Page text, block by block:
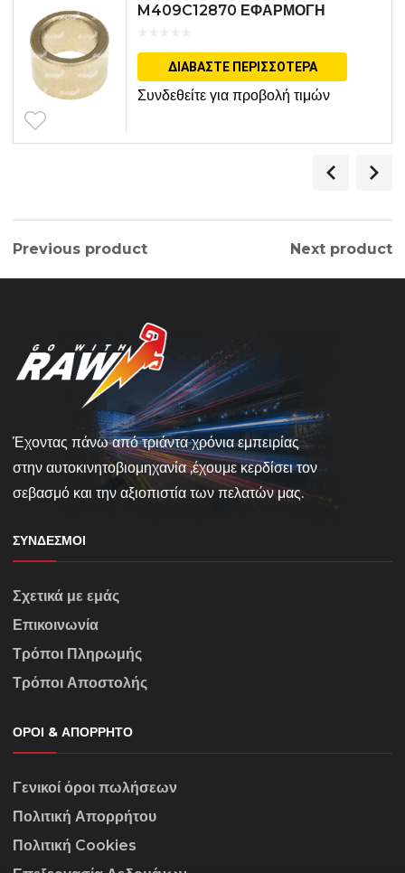
M409C12870 ΕΦΑΡΜΟΓΗ
ΔΙΑΒΆΣΤΕ ΠΕΡΙΣΣΌΤΕΡΑ
Συνδεθείτε για προβολή τιμών
Previous product Next product
Έχοντας πάνω από τριάντα χρόνια εμπειρίας
στην αυτοκινητοβιομηχανία ,έχουμε κερδίσει τον
σεβασμό και την αξιοπιστία των πελατών μας.
ΣΎΝΔΕΣΜΟΙ
Σχετικά με εμάς
Επικοινωνία
Τρόποι Πληρωμής
Τρόποι Αποστολής
ΌΡΟΙ & ΑΠΌΡΡΗΤΟ
Γενικοί όροι πωλήσεων
Πολιτική Απορρήτου
Πολιτική Cookies